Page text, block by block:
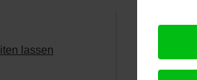
lassen
Lichtenau